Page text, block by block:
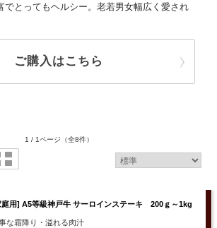
でとってもヘルシー。老若男女幅広く愛され
ご購入はこちら
1 / 1ページ （全8件）
用] A5等級神戸牛 サーロインステーキ 200ｇ～1kg
な霜降り・溢れる肉汁